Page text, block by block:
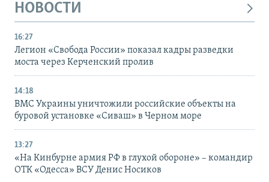
НОВОСТИ
16:27
Легион «Свобода России» показал кадры разведки
моста через Керченский пролив
14:18
ВМС Украины уничтожили российские объекты на
буровой установке «Сиваш» в Черном море
13:27
«На Кинбурне армия РФ в глухой обороне» – командир
ОТК «Одесса» ВСУ Денис Носиков